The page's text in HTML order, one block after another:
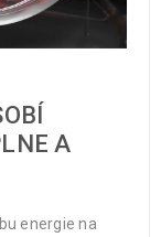
A
energie na